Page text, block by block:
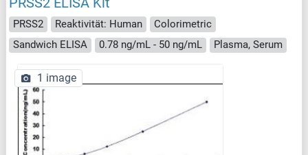
PRSS2 Reaktivität: Human
Colorimetric
Sandwich ELISA
0.78 ng/mL - 50 ng/mL Plasma, Serum
1 image